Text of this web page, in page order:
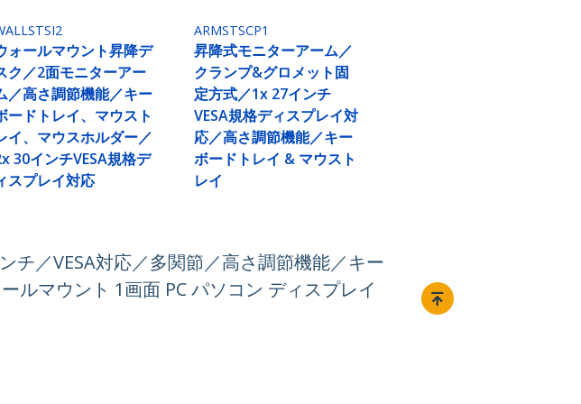
ォールマウント昇降デ
ク／2面モニターアー
／高さ調節機能／キー
ードトレイ、マウスト
イ、マウスホルダー／
30インチVESA規格デ
スプレイ対応
ARMSTSCP1
昇降式モニターアーム／
クランプ&グロメット固
定方式／1x 27インチ
VESA規格ディスプレイ対
応／高さ調節機能／キー
ボードトレイ & マウスト
レイ
チ／VESA対応／多関節／高さ調節機能／キー
ルマウント 1画面 PC パソコン ディスプレイ